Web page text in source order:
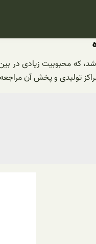
که محبوبیت زیادی
تولیدی و پخش آن